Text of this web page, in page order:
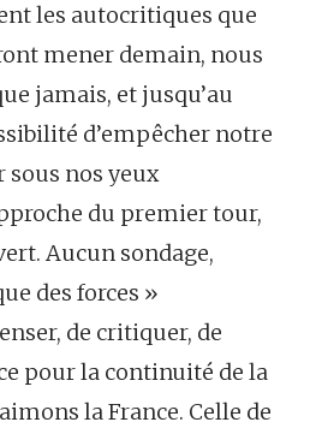
les autocritiques que
mener demain, nous
jamais, et jusqu’au
d’empêcher notre
sous nos yeux
du premier tour,
Aucun sondage,
des forces »
de critiquer, de
pour la continuité de la
la France. Celle de